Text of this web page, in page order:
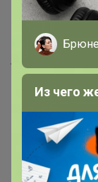
Товар
оптовых
клуба
Из чего